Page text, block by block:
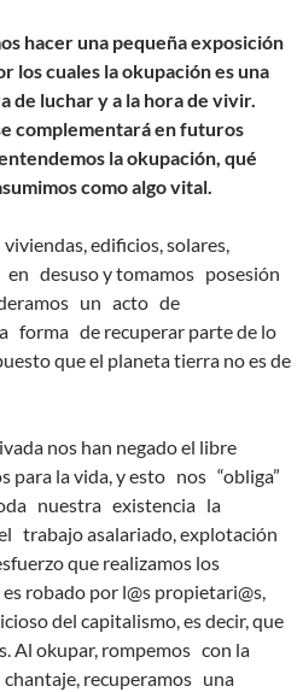
hacer una pequeña exposición
los cuales la okupación es una
de luchar y a la hora de vivir.
complementará en futuros
la okupación, qué
como algo vital.
edificios, solares,
desuso y tomamos posesión
un acto de
forma de recuperar parte de lo
que el planeta tierra no es de
nos han negado el libre
para la vida, y esto nos “obliga”
nuestra existencia la
asalariado, explotación
que realizamos los
robado por l@s propietari@s,
del capitalismo, es decir, que
Al okupar, rompemos con la
recuperamos una